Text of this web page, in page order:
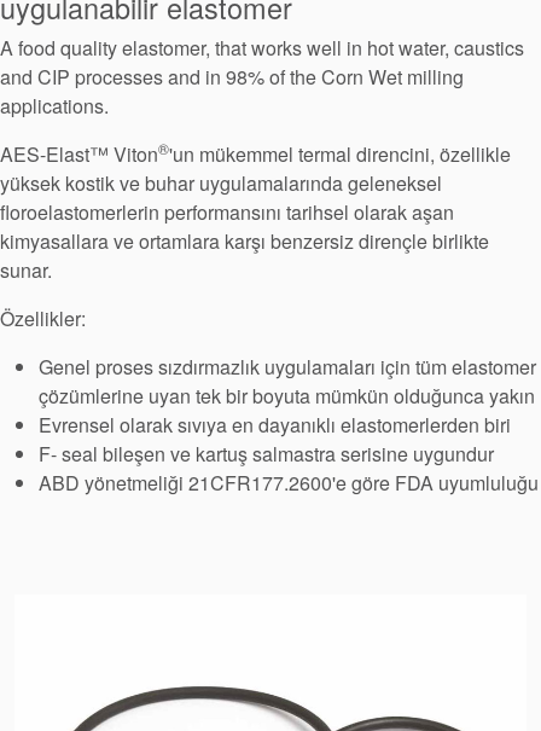
Seal Destek
Sertifikalar ve Standartlar
A food quality elastomer, that works well in hot water, caustics
and CIP processes and in 98% of the Corn Wet milling
applications.
AES-Elast™ Viton®'un mükemmel termal direncini, özellikle
yüksek kostik ve buhar uygulamalarında geleneksel
floroelastomerlerin performansını tarihsel olarak aşan
kimyasallara ve ortamlara karşı benzersiz dirençle birlikte
sunar.
Özellikler:
Genel proses sızdırmazlık uygulamaları için tüm elastomer
çözümlerine uyan tek bir boyuta mümkün olduğunca yakın
Evrensel olarak sıvıya en dayanıklı elastomerlerden biri
F- seal bileşen ve kartuş salmastra serisine uygundur
ABD yönetmeliği 21CFR177.2600'e göre FDA uyumluluğu